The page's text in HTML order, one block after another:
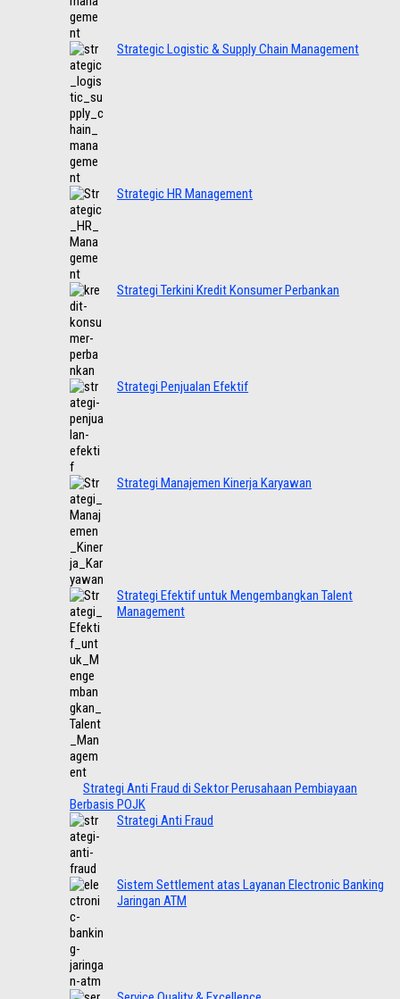
Strategic Logistic & Supply Chain Management
Strategic HR Management
Strategi Terkini Kredit Konsumer Perbankan
Strategi Penjualan Efektif
Strategi Manajemen Kinerja Karyawan
Strategi Efektif untuk Mengembangkan Talent
Management
Strategi Anti Fraud di Sektor Perusahaan Pembiayaan
Berbasis POJK
Strategi Anti Fraud
Sistem Settlement atas Layanan Electronic Banking
Jaringan ATM